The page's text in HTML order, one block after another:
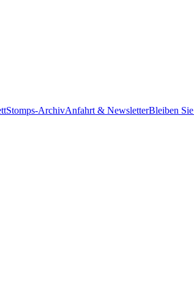
Stomps-ArchivAnfahrt & NewsletterBleiben